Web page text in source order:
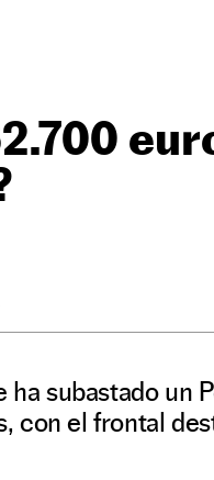
ha subastado un
con el frontal